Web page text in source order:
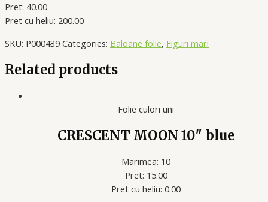
Pret: 40.00
Pret cu heliu: 200.00
SKU: P000439 Categories: Baloane folie, Figuri mari
Related products
Folie culori uni
CRESCENT MOON 10″ blue
Marimea: 10
Pret: 15.00
Pret cu heliu: 0.00